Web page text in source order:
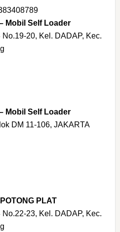
Mobil Self Loader
20, Kel. DADAP, Kec.
Mobil Self Loader
DM 11-106, JAKARTA
PLAT
23, Kel. DADAP, Kec.